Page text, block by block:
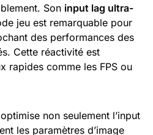
Son input lag ultra-
jeu est remarquable pour
des performances des
Cette réactivité est
rapides comme les FPS ou
non seulement l’input
les paramètres d’image